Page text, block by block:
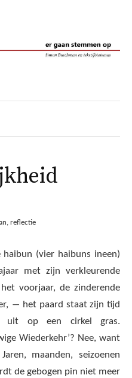
reflectie
(vier haibuns ineen)
met zijn verkleurende
voorjaar, de zinderende
― het paard staat zijn tijd
uit op een cirkel gras.
Wiederkehr’? Nee, want
maanden, seizoenen
de gebogen pin niet meer